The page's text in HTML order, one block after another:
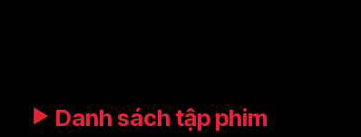
Danh sách tập phim